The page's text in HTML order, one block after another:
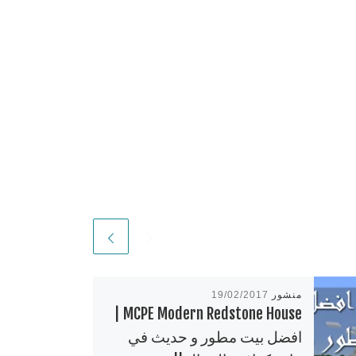
منشور 19/02/2017
افضل بيت مطور و حديث في